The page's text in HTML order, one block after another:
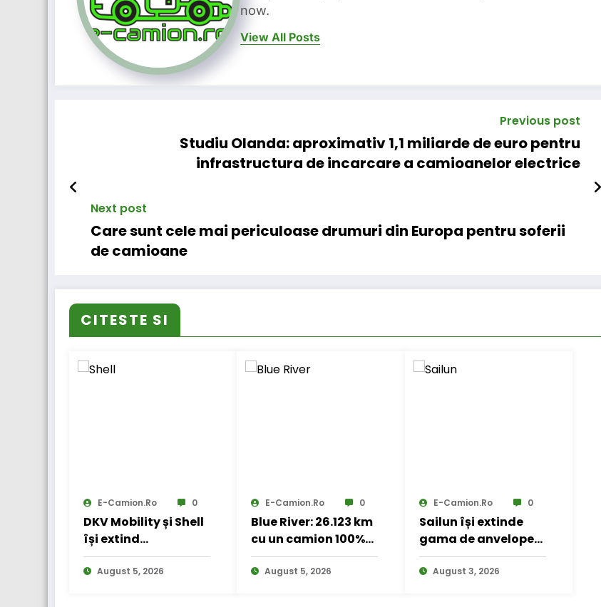
now.
View All Posts
Previous post
Studiu Olanda: aproximativ 1,1 miliarde de euro pentru
infrastructura de incarcare a camioanelor electrice
Next post
Care sunt cele mai periculoase drumuri din Europa pentru soferii
de camioane
CITESTE SI
E-Camion.ro 0
DKV Mobility și Shell
își extind
parteneriatul
european
August 5, 2026
E-Camion.ro 0
Blue River: 26.123 km
cu un camion 100%
electric în transport
internațional
August 5, 2026
E-Camion.ro 0
Sailun își extinde
gama de anvelope
pentru camioane
August 3, 2026